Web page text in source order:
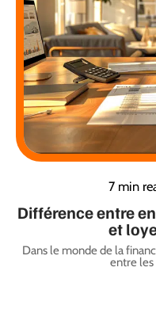
7 min
Différence entre
et
Dans le monde de la
entre les